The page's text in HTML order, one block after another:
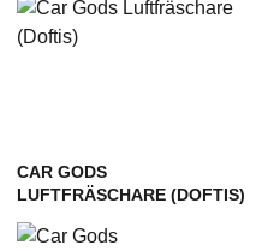
CAR GODS
LUFTFRÄSCHARE (DOFTIS)